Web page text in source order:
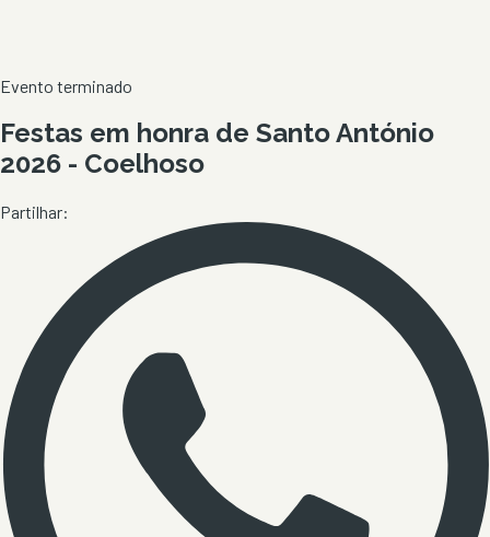
Evento terminado
Festas em honra de Santo António
2026 - Coelhoso
Partilhar: